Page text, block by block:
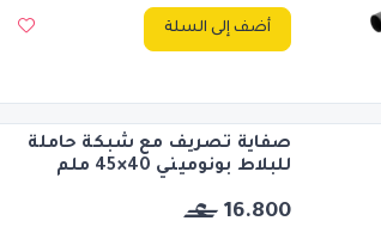
أضف إلى السلة
صفاية تصريف مع شبكة حاملة
للبلاط بونوميني 40×45 ملم
16.800